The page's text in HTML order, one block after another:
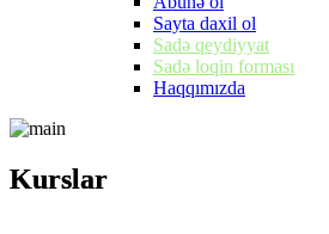
Sayta daxil ol
Sadə qeydiyyat
Sadə loqin forması
Haqqımızda
Kurslar
Kurslar